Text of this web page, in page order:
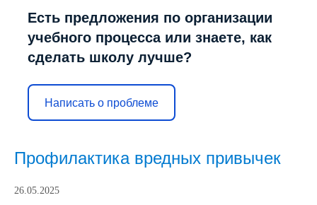
Есть предложения по организации
учебного процесса или знаете, как
сделать школу лучше?
Написать о проблеме
Профилактика вредных привычек
26.05.2025